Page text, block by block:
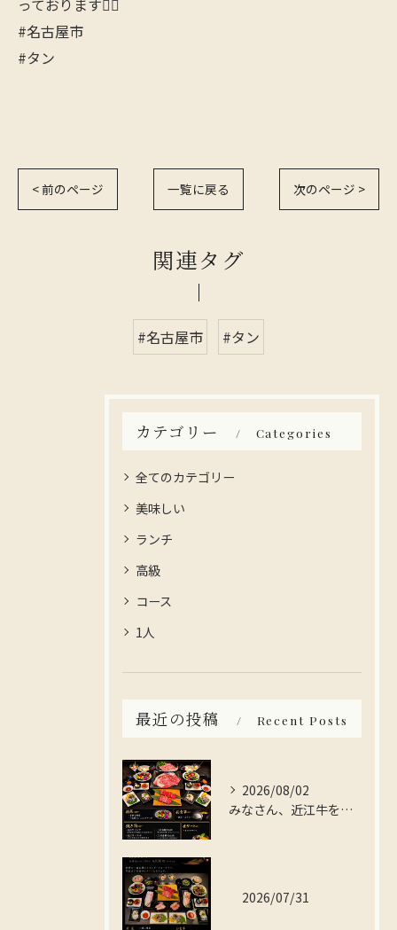
っております🙇‍♂️
#名古屋市
#タン
< 前のページ 一覧に戻る 次のページ >
関連タグ
#名古屋市 #タン
カテゴリー Categories
全てのカテゴリー
美味しい
ランチ
高級
コース
1人
最近の投稿 Recent Posts
2026/08/02
みなさん、近江牛を存分に楽しんでみませんか？
2026/07/31